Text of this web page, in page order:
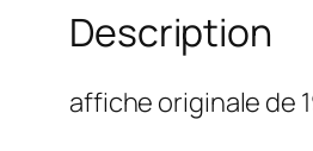
Description
affiche originale de